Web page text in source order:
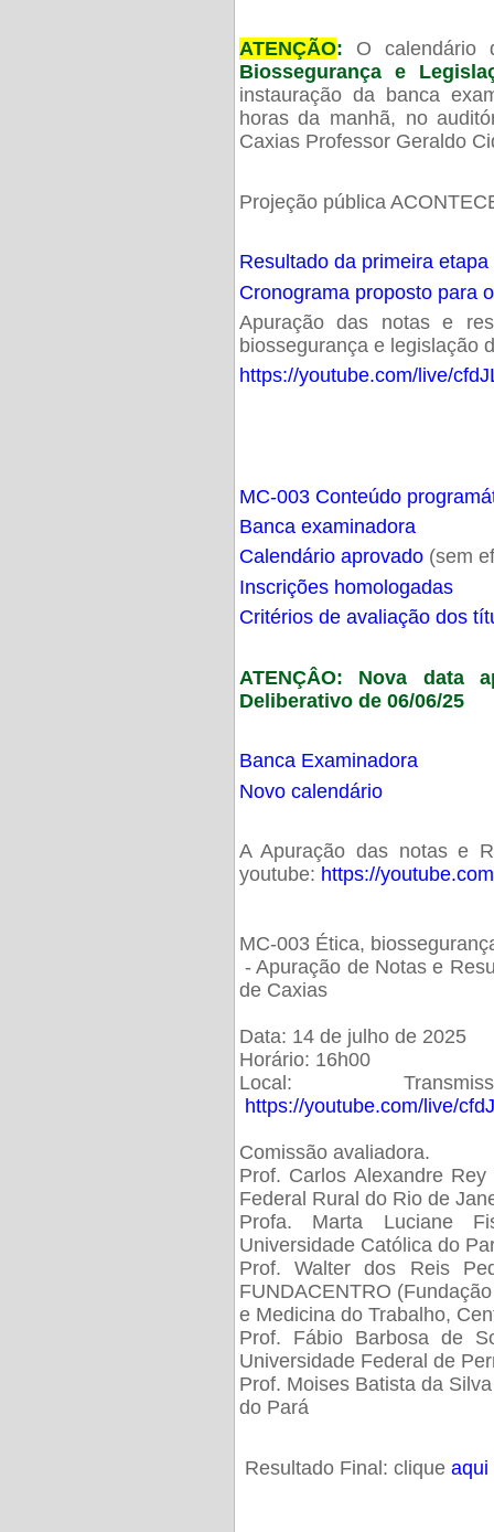
ATENÇÃO: O calendário
Biossegurança e
instauração da banca
horas da manhã, no
Caxias Professor Geraldo
Projeção pública
Resultado da primeira
Cronograma proposto para
Apuração das notas e
biossegurança e legislação
https://youtube.com/live/
MC-003 Conteúdo
Banca examinadora
Calendário aprovado(sem
Inscrições homologadas
Critérios de avaliação dos
ATENÇÂO: Nova data
Deliberativo de 06/06/25
Banca Examinadora
Novo calendário
A Apuração das notas e
youtube: https://
MC-003 Ética,
- Apuração de Notas e
de Caxias
Data: 14 de julho de 2025
Horário: 16h00
Local:
https://youtube.com/live/
Comissão avaliadora.
Prof. Carlos Alexandre
Federal Rural do Rio de
Profa. Marta Luciane
Universidade Católica do
Prof. Walter dos Reis
FUNDACENTRO
e Medicina do Trabalho,
Prof. Fábio Barbosa de
Universidade Federal de
Prof. Moises Batista da
do Pará
Resultado Final: clique aqui